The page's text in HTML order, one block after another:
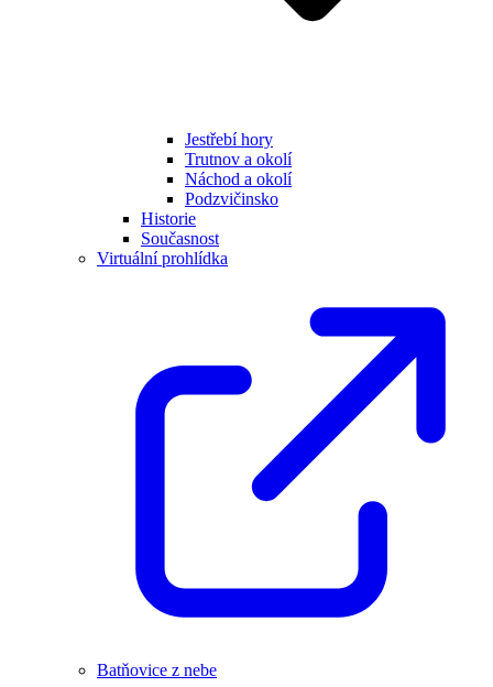
Jestřebí hory
Trutnov a okolí
Náchod a okolí
Podzvičinsko
Historie
Současnost
Virtuální prohlídka
Batňovice z nebe